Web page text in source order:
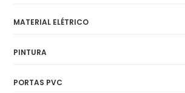
MATERIAL ELÉTRICO
PINTURA
PORTAS PVC